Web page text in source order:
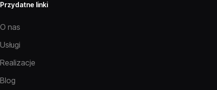
Przydatne linki
O nas
Usługi
Realizacje
Blog